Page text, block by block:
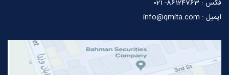
فکس : 86124763- 021
ایمیل : info@qmita.com